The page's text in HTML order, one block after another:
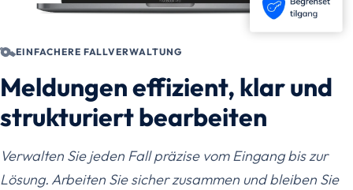
EINFACHERE FALLVERWALTUNG
Meldungen effizient, klar und
strukturiert bearbeiten
Verwalten Sie jeden Fall präzise vom Eingang bis zur
Lösung. Arbeiten Sie sicher zusammen und bleiben Sie